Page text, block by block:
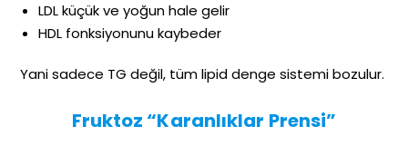
LDL küçük ve yoğun hale gelir
HDL fonksiyonunu kaybeder
Yani sadece TG değil, tüm lipid denge sistemi bozulur.
Fruktoz “Karanlıklar Prensi”